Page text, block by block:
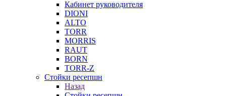
Кабинет руководителя
DIONI
ALTO
TORR
MORRIS
RAUT
BORN
TORR-Z
Стойки ресепшн
Назад